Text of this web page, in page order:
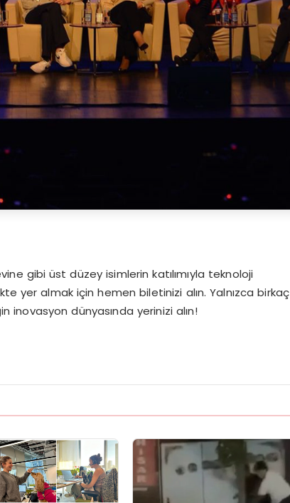
gibi üst düzey isimlerin katılımıyla teknoloji
yer almak için hemen biletinizi alın. Yalnızca birkaç
inovasyon dünyasında yerinizi alın!